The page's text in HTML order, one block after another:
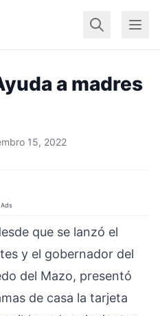
InícioGeral
a madres
15, 2022
Ads
que se lanzó el
y el gobernador del
del Mazo, presentó
de casa la tarjeta